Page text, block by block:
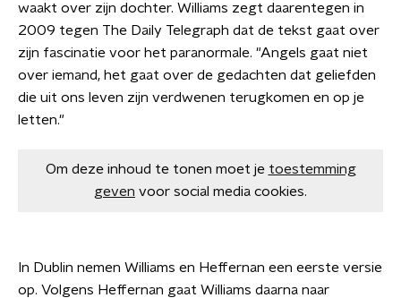
waakt over zijn dochter. Williams zegt daarentegen in
2009 tegen The Daily Telegraph dat de tekst gaat over
zijn fascinatie voor het paranormale. "Angels gaat niet
over iemand, het gaat over de gedachten dat geliefden
die uit ons leven zijn verdwenen terugkomen en op je
letten."
Om deze inhoud te tonen moet je toestemming
geven voor social media cookies.
In Dublin nemen Williams en Heffernan een eerste versie
op. Volgens Heffernan gaat Williams daarna naar